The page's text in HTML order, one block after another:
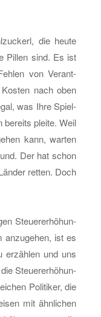
die heute
Pil­len sind. Es ist
von Ver­ant­
nach oben
was Ihre Spiel­
be­reits plei­te. Weil
kann, war­ten
Der hat schon
ret­ten. Doch
Steu­er­er­hö­hun­
an­zu­ge­hen, ist es
er­zäh­len und uns
Steu­er­er­hö­hun­
Po­li­ti­ker, die
mit ähn­li­chen